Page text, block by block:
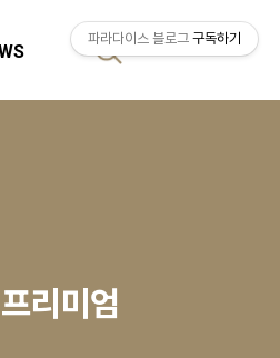
검
리미엄
파라다이스 블로그 구독하기